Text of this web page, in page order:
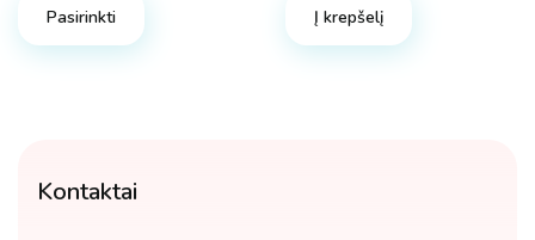
Pasirinkti Į krepšelį
Kontaktai